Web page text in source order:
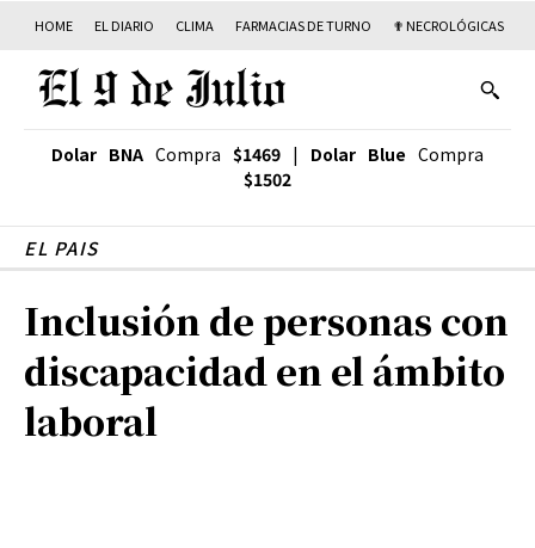
HOME EL DIARIO CLIMA FARMACIAS DE TURNO ✟ NECROLÓGICAS
Dolar BNA Compra $1469 | Dolar Blue Compra
$1502
EL PAIS
Inclusión de personas con
discapacidad en el ámbito
laboral